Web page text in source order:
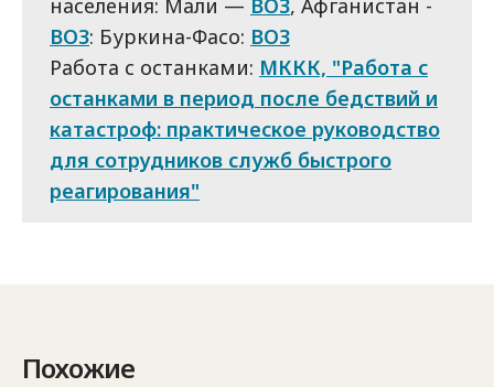
ВОЗ: Буркина-Фасо: ВОЗ
Работа с останками: МККК, "Работа с
останками в период после бедствий и
катастроф: практическое руководство
для сотрудников служб быстрого
реагирования"
Похожие